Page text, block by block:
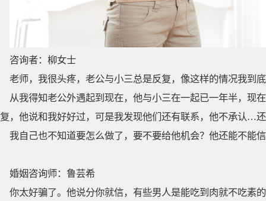
咨询者：柳女士
老师，我很头疼，老公与小三总是反复，像这样的情况我到
从我得知老公外遇起到现在，他与小三在一起已一年半，现
复，他说和我好好过，可是我发现他们还有联系，他不承认…
我自己也不知道要怎么做了，要不要给他机会？他还能不能
婚姻咨询师：鲁芸希
你太好骗了。他说分你就信，有些男人是能吃到肉就不吃素